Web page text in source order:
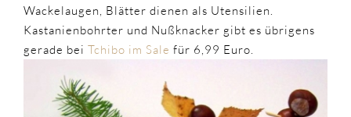
Wackelaugen, Blätter dienen als Utensilien.
Kastanienbohrter und Nußknacker gibt es übrigens
gerade bei Tchibo im Sale für 6,99 Euro.